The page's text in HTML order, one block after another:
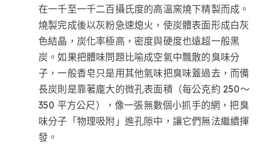
在一千至一千二百攝氏度的高溫窯燒下精製而成。
燒製完成後以灰粉急速熄火，使炭體表面形成白灰
色結晶，炭化率極高，密度與硬度也遠超一般黑
炭。如果把體味問題比喻成空氣中飄散的臭味分
子，一般香皂只是用其他氣味把臭味蓋過去，而備
長炭則是靠著龐大的微孔表面積（每公克約 250～
350 平方公尺），像一張無數個小抓手的網，把臭
味分子「物理吸附」進孔隙中，讓它們無法繼續揮
發。